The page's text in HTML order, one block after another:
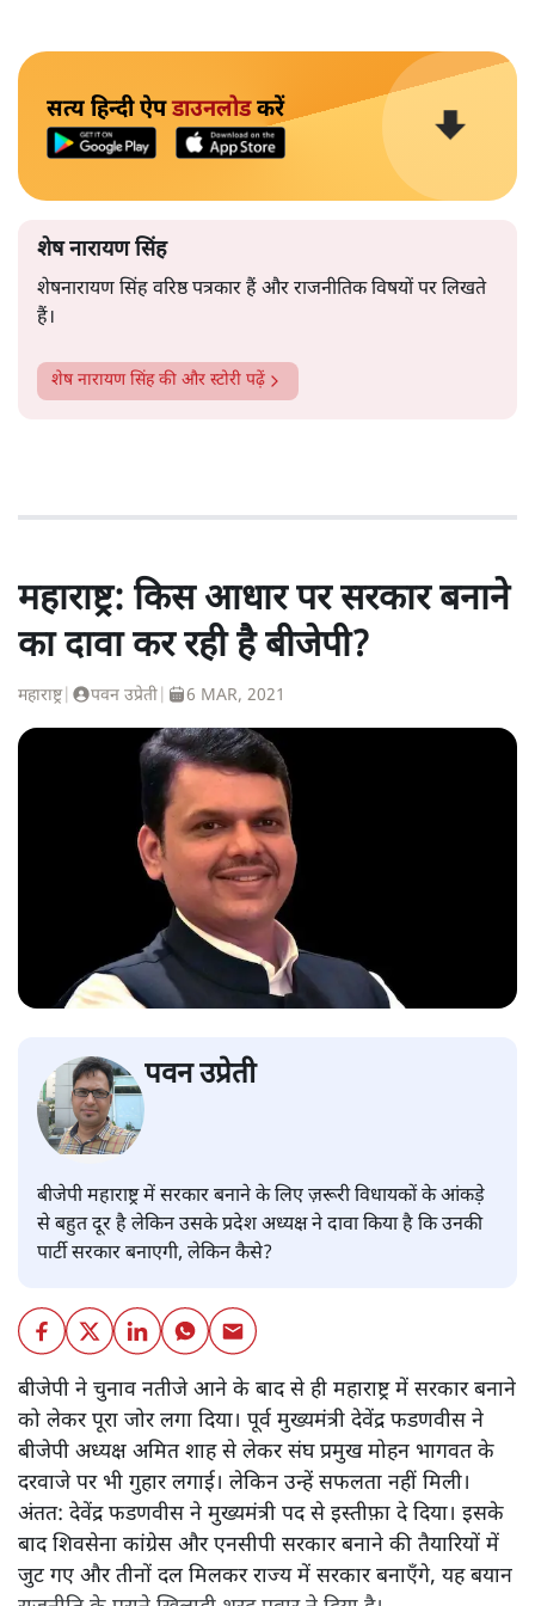
सत्य हिन्दी ऐपडाउनलोडकरें
शेष नारायण सिंह
शेषनारायण सिंह वरिष्ठ पत्रकार हैं और राजनीतिक विषयों पर लिखते
हैं।
शेष नारायण सिंहकी और स्टोरी पढ़ें
महाराष्ट्र: किस आधार पर सरकार बनाने
का दावा कर रही है बीजेपी?
महाराष्ट्र| पवन उप्रेती 6 MAR, 2021
पवन उप्रेती
बीजेपी महाराष्ट्र में सरकार बनाने के लिए ज़रूरी विधायकों के आंकड़े
से बहुत दूर है लेकिन उसके प्रदेश अध्यक्ष ने दावा किया है कि उनकी
पार्टी सरकार बनाएगी, लेकिन कैसे?
बीजेपी ने चुनाव नतीजे आने के बाद से ही महाराष्ट्र में सरकार बनाने
को लेकर पूरा जोर लगा दिया। पूर्व मुख्यमंत्री देवेंद्र फडणवीस ने
बीजेपी अध्यक्ष अमित शाह से लेकर संघ प्रमुख मोहन भागवत के
दरवाजे पर भी गुहार लगाई। लेकिन उन्हें सफलता नहीं मिली।
अंतत: देवेंद्र फडणवीस ने मुख्यमंत्री पद से इस्तीफ़ा दे दिया। इसके
बाद शिवसेना कांग्रेस और एनसीपी सरकार बनाने की तैयारियों में
जुट गए और तीनों दल मिलकर राज्य में सरकार बनाएँगे, यह बयान